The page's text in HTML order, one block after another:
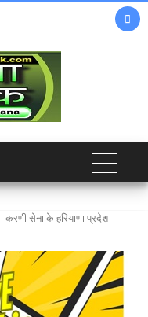

करणी सेना के हरियाणा प्रदेश